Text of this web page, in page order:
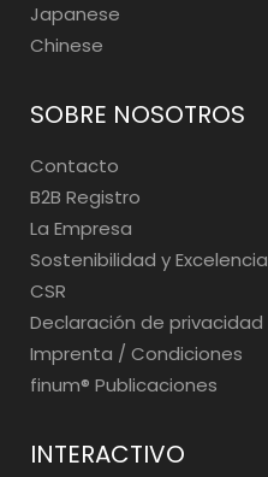
Japanese
Chinese
SOBRE NOSOTROS
Contacto
B2B Registro
La Empresa
Sostenibilidad y Excelencia
CSR
Declaración de privacidad
Imprenta / Condiciones
finum®️ Publicaciones
INTERACTIVO